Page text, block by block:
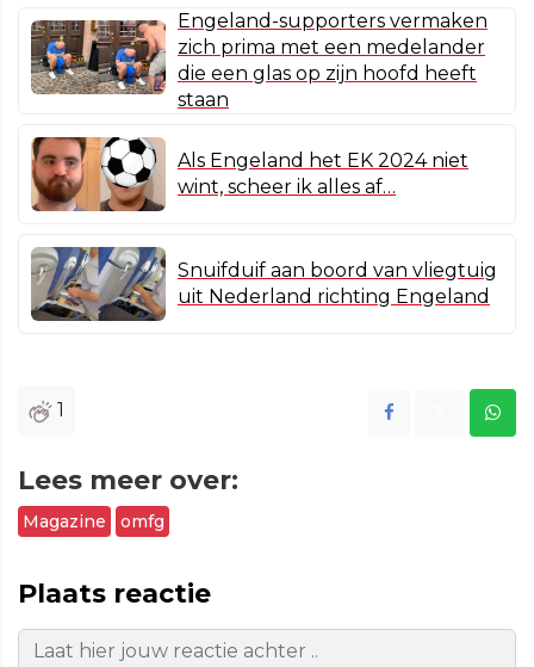
Engeland-supporters vermaken
zich prima met een medelander
die een glas op zijn hoofd heeft
staan
Als Engeland het EK 2024 niet
wint, scheer ik alles af…
Snuifduif aan boord van vliegtuig
uit Nederland richting Engeland
1
Lees meer over:
Magazine omfg
Plaats reactie